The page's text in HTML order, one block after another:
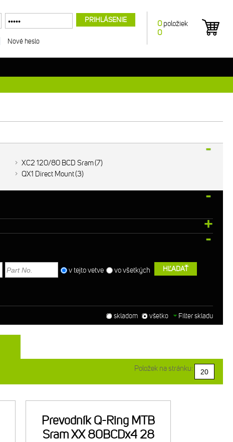
XC2 120/80 BCD Sram 7
QX1 Direct Mount 3
v tejto vetve
vo všetkých HĽADAŤ
Filter skladu
skladom všetko
Položek na stránku:
Prevodník Q-Ring MTB
Sram XX 80BCDx4 28
0 položiek
0
PRIHLÁSENIE
Nové heslo